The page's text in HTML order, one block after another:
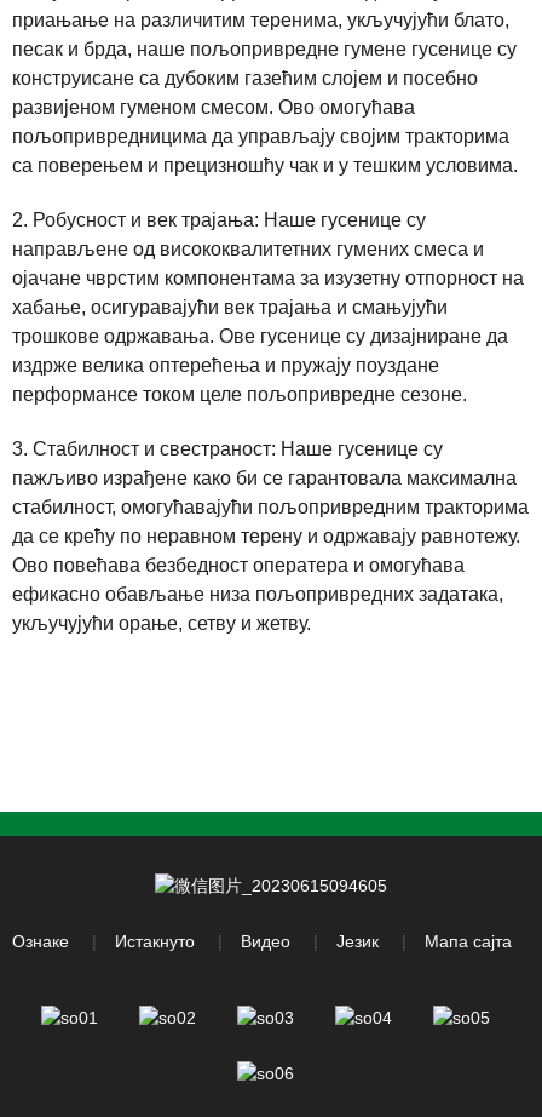
приањање на различитим теренима, укључујући блато,
песак и брда, наше пољопривредне гумене гусенице су
конструисане са дубоким газећим слојем и посебно
развијеном гуменом смесом. Ово омогућава
пољопривредницима да управљају својим тракторима
са поверењем и прецизношћу чак и у тешким условима.
2. Робусност и век трајања: Наше гусенице су
направљене од висококвалитетних гумених смеса и
ојачане чврстим компонентама за изузетну отпорност на
хабање, осигуравајући век трајања и смањујући
трошкове одржавања. Ове гусенице су дизајниране да
издрже велика оптерећења и пружају поуздане
перформансе током целе пољопривредне сезоне.
3. Стабилност и свестраност: Наше гусенице су
пажљиво израђене како би се гарантовала максимална
стабилност, омогућавајући пољопривредним тракторима
да се крећу по неравном терену и одржавају равнотежу.
Ово повећава безбедност оператера и омогућава
ефикасно обављање низа пољопривредних задатака,
укључујући орање, сетву и жетву.
Ознаке Истакнуто Видео Језик Мапа сајта